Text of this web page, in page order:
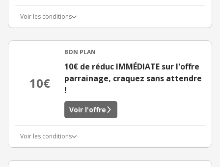
Voir les conditions
10€
BON PLAN
10€ de réduc IMMÉDIATE sur l'offre
parrainage, craquez sans attendre
!
Voir l'offre
Voir les conditions